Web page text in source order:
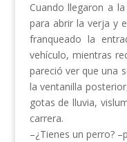
Cuando llegaron a
para abrir la verja y
franqueado la
vehículo, mientras
pareció ver que una
la ventanilla
gotas de lluvia,
carrera.
–¿Tienes un perro?